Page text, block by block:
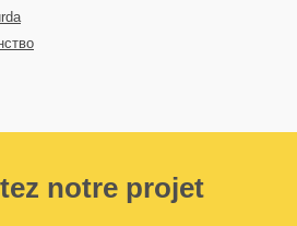
notre projet